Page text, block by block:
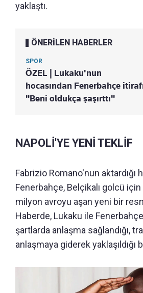
yaklaştı.
ÖNERİLEN HABERLER
SPOR
ÖZEL | Lukaku'nun
hocasından Fenerbahçe
"Beni oldukça şaşırttı"
NAPOLİ'YE YENİ TEKLİF
Fabrizio Romano'nun aktardığı
Fenerbahçe, Belçikalı golcü
milyon avroyu aşan yeni bir
Haberde, Lukaku ile
şartlarda anlaşma sağlandığı,
anlaşmaya giderek yaklaşıldığı